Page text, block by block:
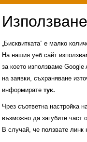
„Бисквитката” е малко
На нашия уеб сайт
за което използваме
на заявки, съхраняване
информирате тук.
Чрез съответна настройка
възможно да загубите част
В случай, че ползвате линк